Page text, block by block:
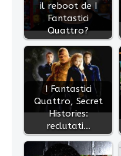
il reboot de I
Fantastici
Quattro?
I Fantastici
Quattro, Secret
Histories:
reclutati…